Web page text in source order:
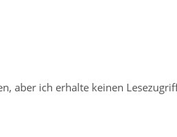
aber ich erhalte keinen